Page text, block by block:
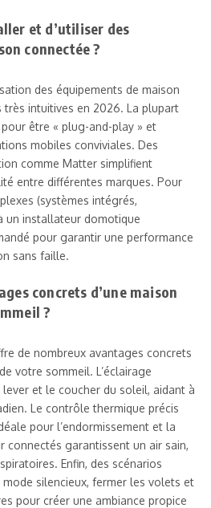
et d’utiliser des
connectée ?
des équipements de maison
très intuitives en 2026. La plupart
être « plug-and-play » et
mobiles conviviales. Des
comme Matter simplifient
entre différentes marques. Pour
(systèmes intégrés,
un installateur domotique
pour garantir une performance
sans faille.
concrets d’une maison
?
de nombreux avantages concrets
votre sommeil. L’éclairage
et le coucher du soleil, aidant à
Le contrôle thermique précis
pour l’endormissement et la
connectés garantissent un air sain,
Enfin, des scénarios
silencieux, fermer les volets et
pour créer une ambiance propice